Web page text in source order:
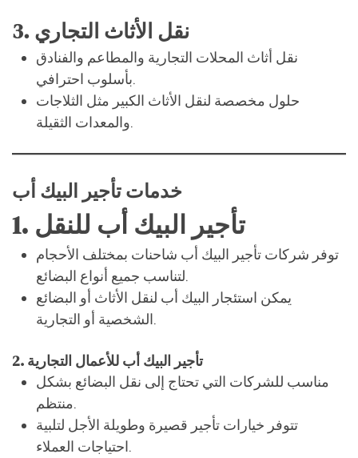
بأسلوب احترافي.
حلول مخصصة لنقل الأثاث الكبير مثل الثلاجات
والمعدات الثقيلة.
خدمات تأجير البيك أب
1. تأجير البيك أب للنقل
توفر شركات تأجير البيك أب شاحنات بمختلف الأحجام
يمكن استئجار البيك أب لنقل الأثاث أو البضائع
الشخصية أو التجارية.
2. تأجير البيك أب للأعمال التجارية
مناسب للشركات التي تحتاج إلى نقل البضائع بشكل
تتوفر خيارات تأجير قصيرة وطويلة الأجل لتلبية
احتياجات العملاء.
3. تأجير البيك أب للفعاليات والمناسبات
يمكن استئجار شاحنات صغيرة أو كبيرة لنقل معدات